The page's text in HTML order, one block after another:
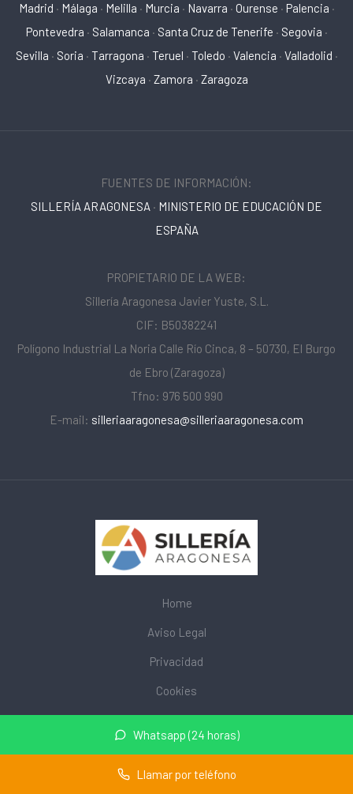
Whatsapp (24 horas)
Llamar por teléfono
Madrid · Málaga · Melilla · Murcia · Navarra · Ourense · Palencia ·
Pontevedra · Salamanca · Santa Cruz de Tenerife · Segovia ·
Sevilla · Soria · Tarragona · Teruel · Toledo · Valencia · Valladolid ·
Vizcaya · Zamora · Zaragoza
FUENTES DE INFORMACIÓN:
SILLERÍA ARAGONESA · MINISTERIO DE EDUCACIÓN DE
ESPAÑA
PROPIETARIO DE LA WEB:
Sillería Aragonesa Javier Yuste, S.L.
CIF: B50382241
Polígono Industrial La Noria Calle Río Cinca, 8 – 50730, El Burgo
de Ebro (Zaragoza)
Tfno: 976 500 990
E-mail: silleriaaragonesa@silleriaaragonesa.com
Home
Aviso Legal
Privacidad
Cookies
© 2026 mobiliarioescolar.site · Web de mobiliario escolar cerca